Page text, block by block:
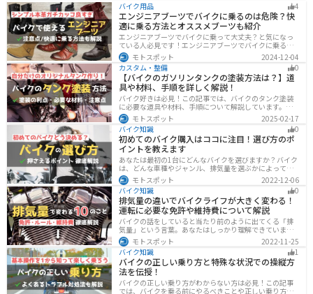
バイク用品 4
エンジニアブーツでバイクに乗るのは危険？快
適に乗る方法とオススメブーツも紹介
エンジニアブーツでバイクに乗って大丈夫？と気になっ
ている人必見です！エンジニアブーツでバイクに乗るメ
リットデメリット、おすすめのブーツまで徹底解説しま
す。ファッション性が高く、バイクに乗っている時もそ
うじゃない時もかっこよくキメたい人にオススメです。
モトスポット
2024-12-04
カスタム・整備
0
【バイクのガソリンタンクの塗装方法は？】道
具や材料、手順を詳しく解説！
バイク好きは必見！この記事では、バイクのタンク塗装
に必要な道具や材料、手順について解説しています。実
はバイクのタンクを塗装すると、傷や錆を修復でき、タ
ンクの長持ちにつながります。この記事を読めば、自分
でバイクのタンクを塗装する方法がわかるでしょう。
モトスポット
2025-02-17
バイク知識
0
初めてのバイク購入はココに注目！選び方のポ
イントを教えます
あなたは最初の1台にどんなバイクを選びますか？バイク
は、どんな車種やジャンル、排気量を選ぶかによって今
後の楽しみ方が大きく変わるものなので、初めての愛車
選びはとても重要です。この記事ではそんなバイク選び
のオススメポイントをお伝えします。
モトスポット
2022-12-06
バイク知識
0
排気量の違いでバイクライフが大きく変わる！
運転に必要な免許や維持費について解説
バイクの話をしていると当たり前のように出てくる「排
気量」という言葉。あなたはしっかり理解できています
か？ バイクはクルマと違い、排気量によって必要な免
許・走れる道路の区分・車検の有無などが細かく変わっ
てきます。これらはバイクライフに大きく関わるもので
すので、正しく理解しておきましょう。
モトスポット
2022-11-25
バイク知識
1
バイクの正しい乗り方と特殊な状況での操縦方
法を伝授！
バイクの正しい乗り方がわからない方は必見！この記事
では、バイクを乗る前にやるべきことや正しい乗り方、